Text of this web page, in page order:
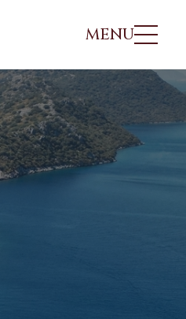
日本
北海道．札幌
MENU
非洲、中東
參團須知 行程諮詢/報名